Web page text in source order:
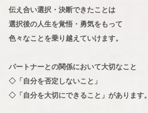
伝え合い選択・決断できたことは
選択後の人生を覚悟・勇気をもって
色々なことを乗り越えていけます。
パートナーとの関係において大切なこと
◇「自分を否定しないこと」
◇「自分を大切にできること」があります。